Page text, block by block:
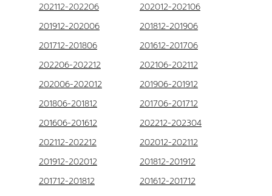
202112-202206
202012-202106
201912-202006
201812-201906
201712-201806
201612-201706
202206-202212
202106-202112
202006-202012
201906-201912
201806-201812
201706-201712
201606-201612
202212-202304
202112-202212
202012-202112
201912-202012
201812-201912
201712-201812
201612-201712